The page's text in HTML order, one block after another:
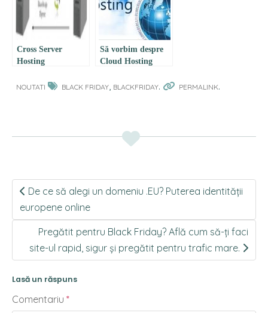
Cross Server
Hosting
Să vorbim despre
Cloud Hosting
NOUTATI BLACK FRIDAY BLACKFRIDAY. PERMALINK.
Post
navigation
De ce să alegi un domeniu .EU? Puterea identității
europene online
Pregătit pentru Black Friday? Află cum să-ți faci
site-ul rapid, sigur și pregătit pentru trafic mare.
Lasă un răspuns
Comentariu *